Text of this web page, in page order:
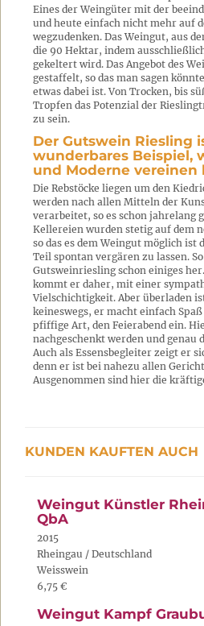
Eines der Weingüter mit der
und heute einfach nicht mehr auf
wegzudenken. Das Weingut, aus
die 90 Hektar, indem
gekeltert wird. Das Angebot des
gestaffelt, so das man sagen
etwas dabei ist. Von Trocken, bis
Tropfen das Potenzial der
zu sein.
Der Gutswein Riesling
wunderbares Beispiel,
und Moderne vereinen
Die Rebstöcke liegen um den
werden nach allen Mitteln der
verarbeitet, so es schon jahrelang
Kellereien wurden stetig auf dem
so das es dem Weingut möglich ist
Teil spontan vergären zu lassen.
Gutsweinriesling schon einiges
kommt er daher, mit einer
Vielschichtigkeit. Aber überladen
keineswegs, er macht einfach
pfiffige Art, den Feierabend ein.
nachgeschenkt werden und genau
Auch als Essensbegleiter zeigt er
denn er ist bei nahezu allen
Ausgenommen sind hier die
KUNDEN KAUFTEN AUCH
Weingut Künstler
QbA
2015
Rheingau / Deutschland
Weisswein
6,75 €
Weingut Kampf